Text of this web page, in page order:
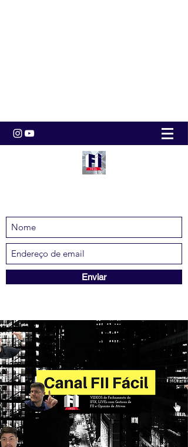
Enviar